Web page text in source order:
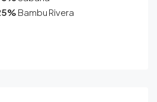
Bambu Rivera